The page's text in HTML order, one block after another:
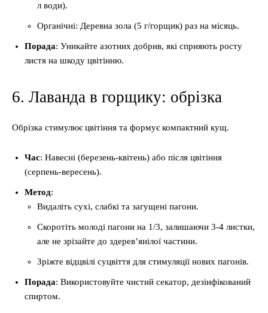
л води).
Органічні: Деревна зола (5 г/горщик) раз на місяць.
Порада: Уникайте азотних добрив, які сприяють росту
листя на шкоду цвітінню.
6. Лаванда в горщику: обрізка
Обрізка стимулює цвітіння та формує компактний кущ.
Час: Навесні (березень-квітень) або після цвітіння
(серпень-вересень).
Метод:
Видаліть сухі, слабкі та загущені пагони.
Скоротіть молоді пагони на 1/3, залишаючи 3-4 листки,
але не зрізайте до здерев’янілої частини.
Зріжте відцвілі суцвіття для стимуляції нових пагонів.
Порада: Використовуйте чистий секатор, дезінфікований
спиртом.